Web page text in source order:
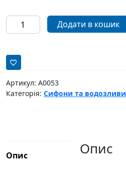
Cифон
гофра
616-
1
кількість
Додати в кошик
Артикул: A0053
Категорія: Сифони та водозливи
Опис Опис